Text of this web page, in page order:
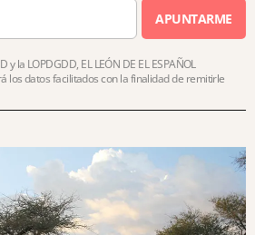
APUNTARME
la LOPDGDD, EL LEÓN DE EL ESPAÑOL
los datos facilitados con la finalidad de remitirle